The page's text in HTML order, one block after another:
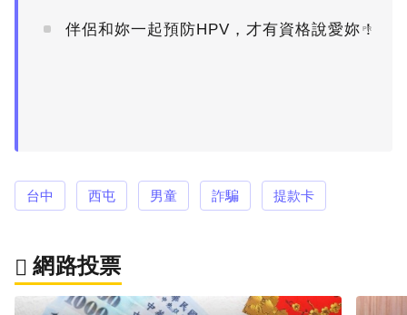
伴侶和妳一起預防HPV，才有資格說愛妳！
PR
台中 西屯 男童 詐騙 提款卡
網路投票